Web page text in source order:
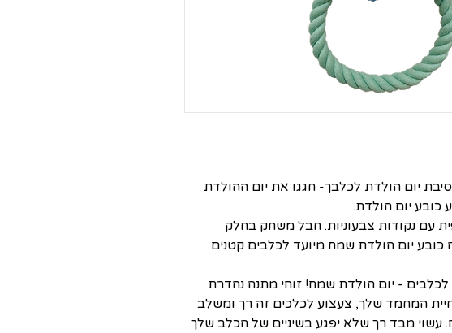
יום הולדת לכלבך- חגגו את יום ההולדת
יום הולדת.
עם נקודות צבעוניות. חבל משחק בחלק
כובע יום הולדת שמח מיועד לכלבים קטנים
לכלבים - יום הולדת שמח! זוהי מתנה נהדרת
המחמד שלך, צעצוע לכלכים זה רך ומשלב
מבד רך שלא יפגע בשיניים של הכלב שלך